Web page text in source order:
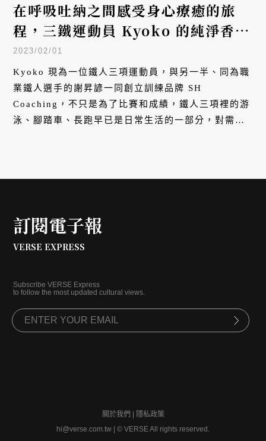
在呼吸吐納之間感受身心療癒的旅
程，三鐵運動員 Kyoko 的純淨香氛
呼吸儀式
2023/02/01
Kyoko 現為一位鐵人三項運動員，與另一半、同為職
業鐵人選手的謝昇諺一同創立訓練品牌 SH
Coaching，不只是為了比賽和成績，鐵人三項裡的游
泳、腳踏車、長跑早已是日常生活的一部分，對需要
訂閱電子報
VERSE EXPRESS
Subscribe VERSE Express
to follow the most updated cultural views.
關於我們
隱私政策
hi@verse.com.tw
© VERSE All rights reserved.